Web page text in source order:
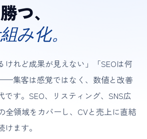
勝つ、
み化。
けれど成果が見えない」「SEOは何
集客は感覚ではなく、数値と改善
です。SEO、リスティング、SNS広
全領域をカバーし、CVと売上に直結
ます。